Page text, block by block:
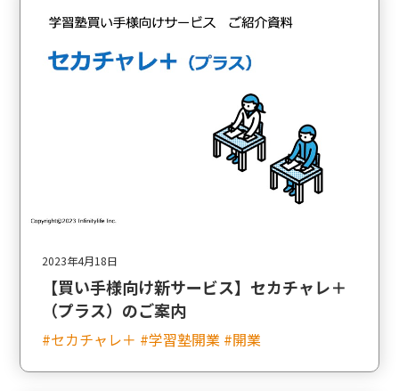
2023年4月18日
【買い手様向け新サービス】セカチャレ＋
（プラス）のご案内
#セカチャレ＋ #学習塾開業 #開業